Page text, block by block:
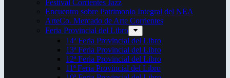
Festival Corrientes Jazz
Encuentro sobre Patrimonio Integral del NEA
ArteCo. Mercado de Arte Corrientes
Feria Provincial del Libro
14ª Feria Provincial del Libro
13ª Feria Provincial del Libro
12ª Feria Provincial del Libro
11ª Feria Provincial del Libro